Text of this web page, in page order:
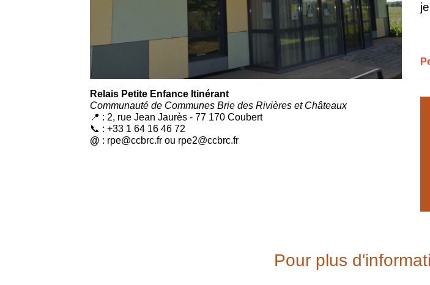
Relais Petite Enfance Itinérant
Communauté de Communes Brie des Rivières et Châteaux
📍 : 2, rue Jean Jaurès - 77 170 Coubert
📞 : +33 1 64 16 46 72
@ : rpe@ccbrc.fr ou rpe2@ccbrc.fr
Pour plus